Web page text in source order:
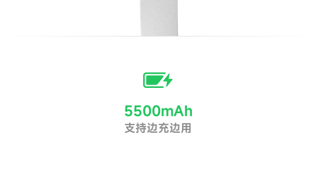
battery_android_frame_bolt
5500mAh
支持边充边用